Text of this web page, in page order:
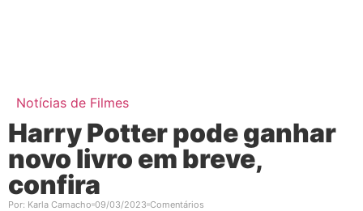
Notícias de Filmes
Harry Potter pode ganhar
novo livro em breve,
confira
Por: Karla Camacho 09/03/2023 Comentários